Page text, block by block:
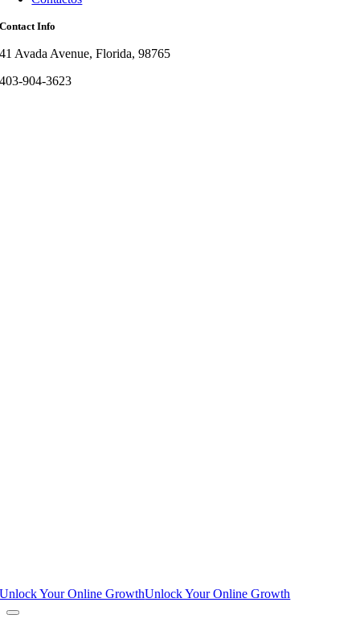
Contact Info
41 Avada Avenue, Florida, 98765
403-904-3623
Unlock Your Online GrowthUnlock Your Online Growth